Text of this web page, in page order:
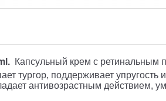
Капсульный крем с ретинальным
поддерживает упругость и
антивозрастным действием,